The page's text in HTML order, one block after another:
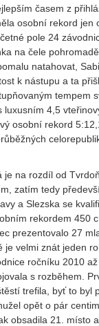
časem z
osobní rekord jen
pole 24
na čele
natahovat,
k nástupu a ta
tempem
luxusním 4,5
osobní rekord
je na rozdíl od
zatím tedy
a Slezska se
rekordem 450
prezentovalo 27
je velmi znát jeden
ročníku 2010
s rozběhem.
trefila, byť to byl
opět o pár
obsadila 21. místo